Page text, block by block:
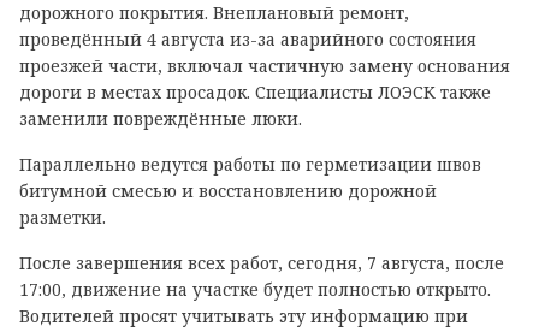
дорожного покрытия. Внеплановый ремонт,
проведённый 4 августа из-за аварийного состояния
проезжей части, включал частичную замену основания
дороги в местах просадок. Специалисты ЛОЭСК также
заменили повреждённые люки.
Параллельно ведутся работы по герметизации швов
битумной смесью и восстановлению дорожной
разметки.
После завершения всех работ, сегодня, 7 августа, после
17:00, движение на участке будет полностью открыто.
Водителей просят учитывать эту информацию при